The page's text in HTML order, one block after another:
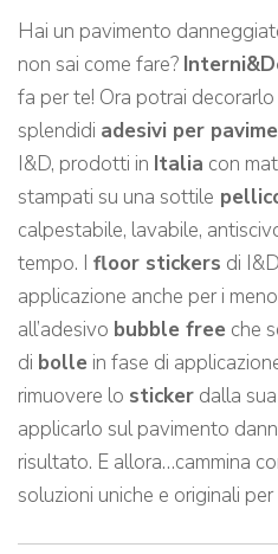
Hai un pavimento
non sai come fare?
fa per te! Ora potrai
splendidi adesivi per
I&D, prodotti in Italia con
stampati su una sottile
calpestabile, lavabile,
tempo. I floor stickers di
applicazione anche per i
all’adesivo bubble free che
di bolle in fase di
rimuovere lo sticker dalla
applicarlo sul pavimento
risultato. E allora…cammina
soluzioni uniche e originali